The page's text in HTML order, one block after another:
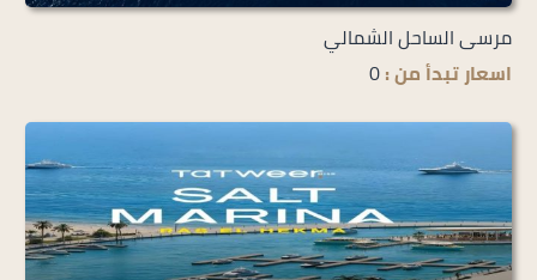
مرسى الساحل الشمالي
اسعار تبدأ من :0